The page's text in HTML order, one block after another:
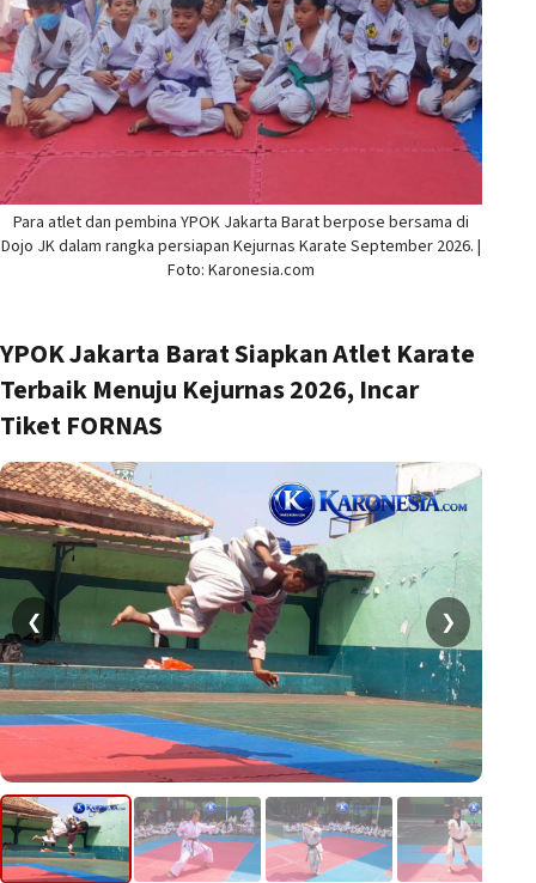
Para atlet dan pembina YPOK Jakarta Barat berpose bersama di
Dojo JK dalam rangka persiapan Kejurnas Karate September 2026. |
Foto: Karonesia.com
YPOK Jakarta Barat Siapkan Atlet Karate
Terbaik Menuju Kejurnas 2026, Incar
Tiket FORNAS
❮ ❯